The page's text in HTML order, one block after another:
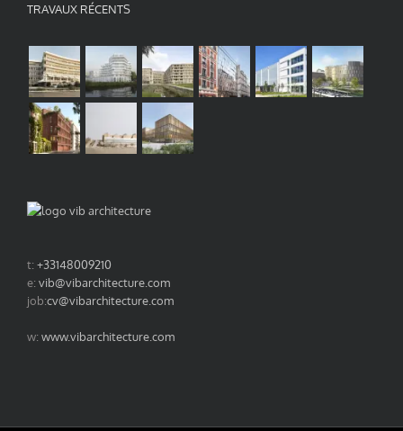
TRAVAUX RÉCENTS
t: +33148009210
e: vib@vibarchitecture.com
job:cv@vibarchitecture.com
w: www.vibarchitecture.com